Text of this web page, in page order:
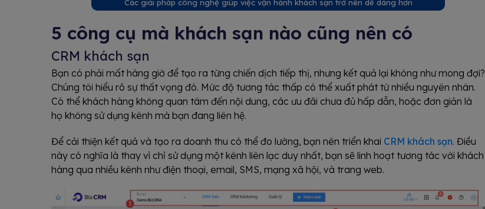
Các giải pháp công nghệ giúp việc vận hành khách sạn trở nên dễ dàng hơn
5 công cụ mà khách sạn nào cũng nên có
CRM khách sạn
Bạn có phải mất hàng giờ để tạo ra từng chiến dịch tiếp thị, nhưng kết quả lại không như mong đợi?
Chúng tôi hiểu rõ sự thất vọng đó. Mức độ tương tác thấp có thể xuất phát từ nhiều nguyên nhân.
Có thể khách hàng không quan tâm đến nội dung, các ưu đãi chưa đủ hấp dẫn, hoặc đơn giản là
họ không sử dụng kênh mà bạn đang liên hệ.
Để cải thiện kết quả và tạo ra doanh thu có thể đo lường, bạn nên triển khai CRM khách sạn. Điều
này có nghĩa là thay vì chỉ sử dụng một kênh liên lạc duy nhất, bạn sẽ linh hoạt tương tác với khách
hàng qua nhiều kênh như điện thoại, email, SMS, mạng xã hội, và trang web.